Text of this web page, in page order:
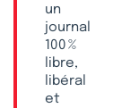
un
journal
100 %
libre,
libéral
et